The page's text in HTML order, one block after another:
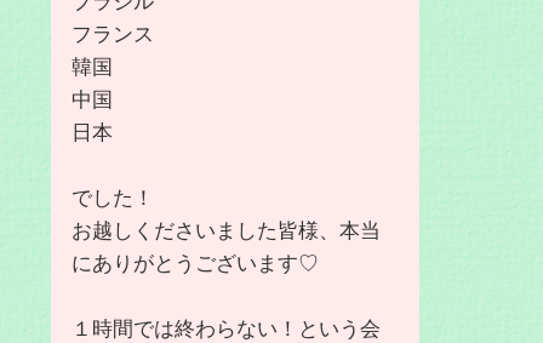
フランス
韓国
中国
日本
でした！
お越しくださいました皆様、本当
にありがとうございます♡
１時間では終わらない！という会